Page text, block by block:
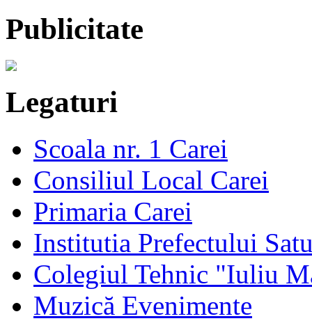
Publicitate
Legaturi
Scoala nr. 1 Carei
Consiliul Local Carei
Primaria Carei
Institutia Prefectului
Colegiul Tehnic "Iuliu
Muzică Evenimente